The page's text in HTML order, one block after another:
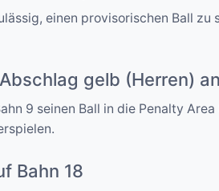
einen provisorischen Ball
gelb (Herren)
9 seinen Ball in die Penalty
Bahn 18